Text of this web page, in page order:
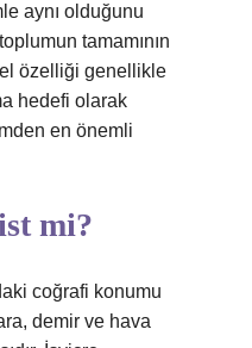
aynı olduğunu
tamamının
özelliği genellikle
hedefi olarak
en önemli
mi?
coğrafi konumu
demir ve hava